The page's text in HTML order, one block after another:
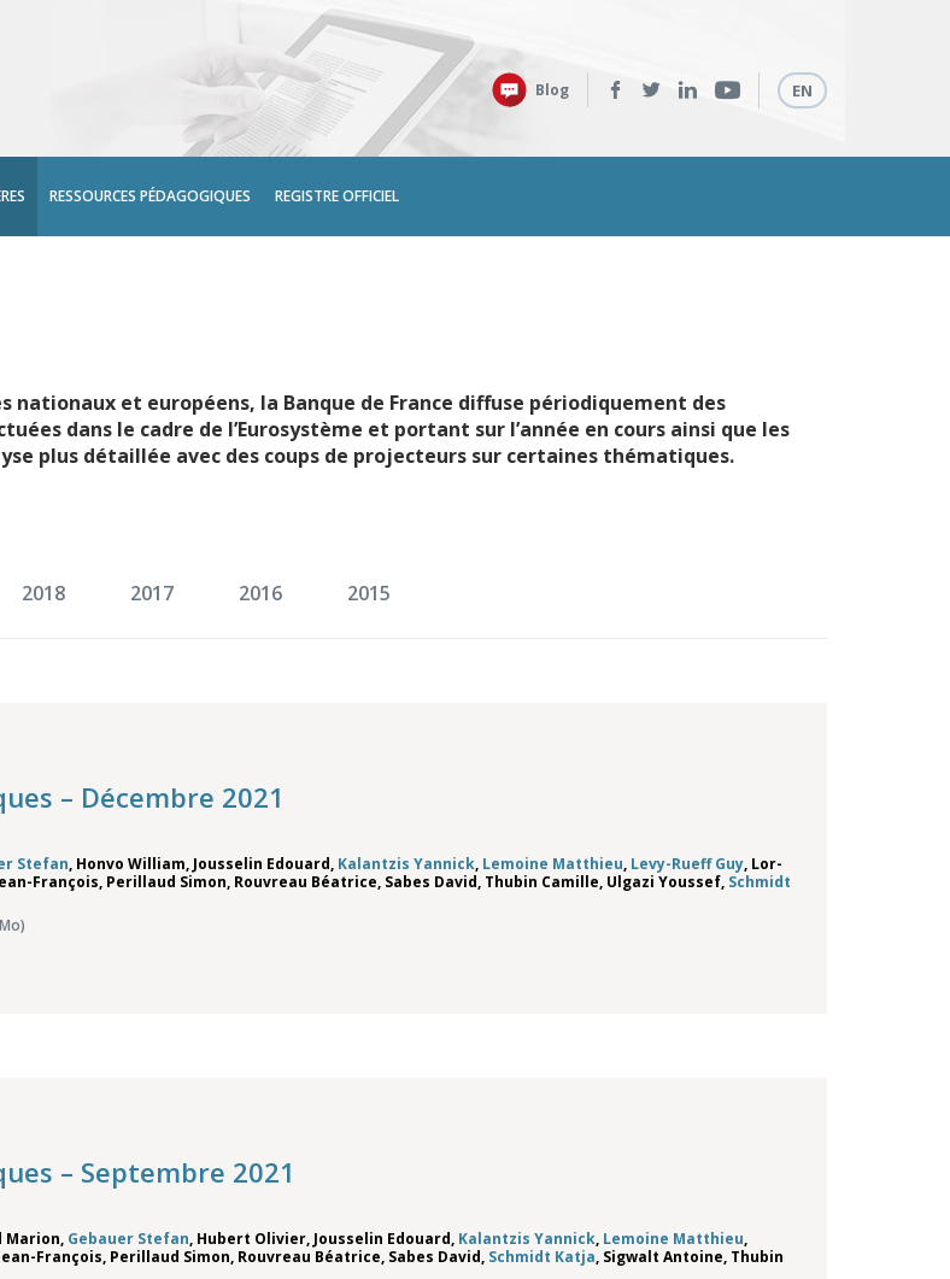
Retrouvez-
:
Blog Langues
EN
RESSOURCES PÉDAGOGIQUES REGISTRE OFFICIEL
et européens, la Banque de France diffuse périodiquement des
dans le cadre de l’Eurosystème et portant sur l’année en cours ainsi que les
plus détaillée avec des coups de projecteurs sur certaines thématiques.
2018 2017 2016 2015
– Décembre 2021
Stefan, Honvo William, Jousselin Edouard, Kalantzis Yannick, Lemoine Matthieu, Levy-Rueff Guy, Lor-
François, Perillaud Simon, Rouvreau Béatrice, Sabes David, Thubin Camille, Ulgazi Youssef, Schmidt
– Septembre 2021
Marion, Gebauer Stefan, Hubert Olivier, Jousselin Edouard, Kalantzis Yannick, Lemoine Matthieu,
François, Perillaud Simon, Rouvreau Béatrice, Sabes David, Schmidt Katja, Sigwalt Antoine, Thubin